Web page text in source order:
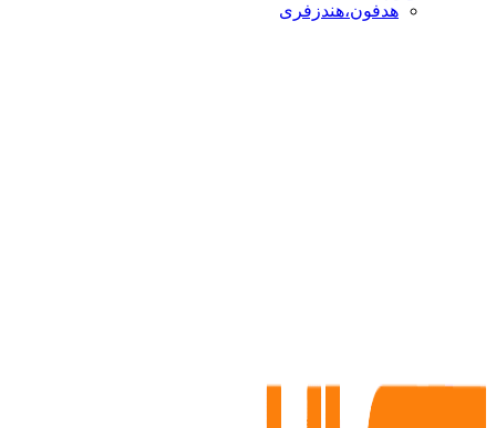
هدفون،هندزفری